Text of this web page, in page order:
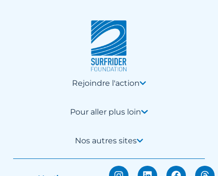
Rejoindre l'action
Pour aller plus loin
Nos autres sites